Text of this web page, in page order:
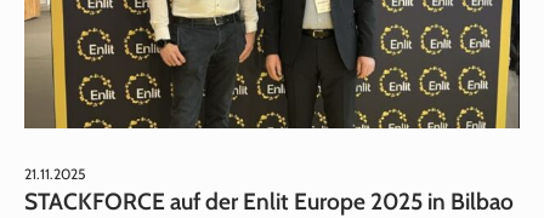
21.11.2025
STACKFORCE auf der Enlit Europe 2025 in Bilbao